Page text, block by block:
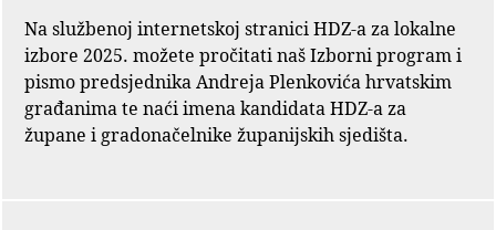
Na službenoj internetskoj stranici HDZ-a za lokalne
izbore 2025. možete pročitati naš Izborni program i
pismo predsjednika Andreja Plenkovića hrvatskim
građanima te naći imena kandidata HDZ-a za
župane i gradonačelnike županijskih sjedišta.